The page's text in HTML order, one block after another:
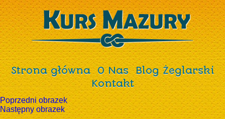
Strona główna O Nas
Blog Żeglarski
Kontakt
Poprzedni obrazek
Następny obrazek